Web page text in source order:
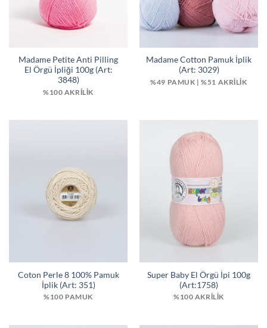
Madame Petite Anti Pilling
El Örgü İpliği 100g (Art:
3848)
%100 AKRİLİK
Madame Cotton Pamuk İplik
(Art: 3029)
%49 PAMUK | %51 AKRILIK
Coton Perle 8 100% Pamuk
İplik (Art: 351)
%100 PAMUK
Super Baby El Örgü İpi 100g
(Art:1758)
%100 AKRILIK